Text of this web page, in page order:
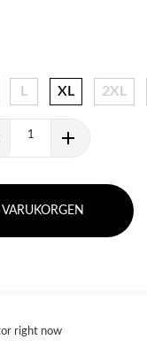
L XL 2XL
right now